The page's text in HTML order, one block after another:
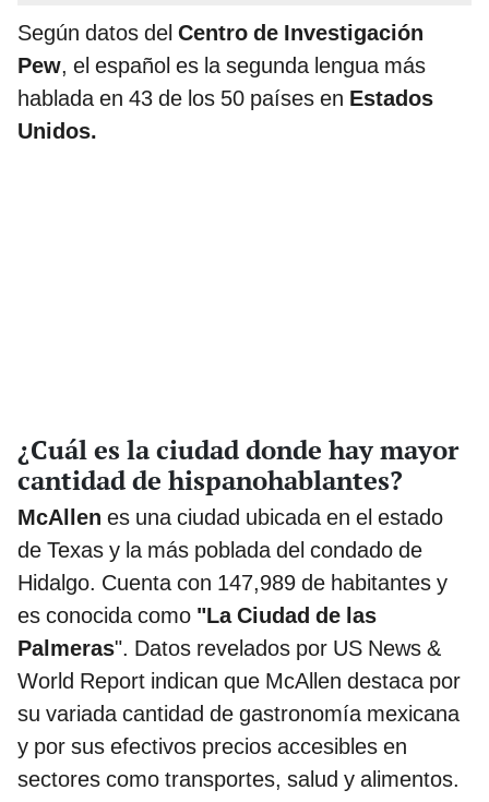
Según datos del Centro de Investigación
Pew, el español es la segunda lengua más
hablada en 43 de los 50 países en Estados
Unidos.
¿Cuál es la ciudad donde hay mayor
cantidad de hispanohablantes?
McAllen es una ciudad ubicada en el estado
de Texas y la más poblada del condado de
Hidalgo. Cuenta con 147,989 de habitantes y
es conocida como "La Ciudad de las
Palmeras". Datos revelados por US News &
World Report indican que McAllen destaca por
su variada cantidad de gastronomía mexicana
y por sus efectivos precios accesibles en
sectores como transportes, salud y alimentos.